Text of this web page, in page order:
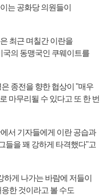
는 공화당 의원들이
최근 며칠간 이란을
국의 동맹국인 쿠웨이트를
종전을 향한 협상이 "매우
마무리될 수 있다고 또 한 번
서 기자들에게 이란 공습과
들을 꽤 강하게 타격했다"고
게 나가는 바람에 저들이
한 것이라고 볼 수도